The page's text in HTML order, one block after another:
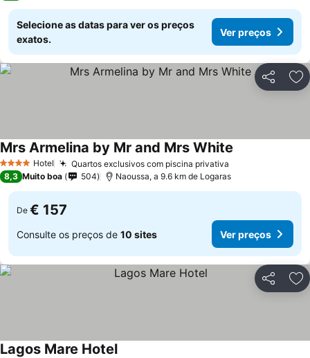
Selecione as datas para ver os preços
exatos.
Ver preços
Partilhar
4 EstrelasHotel Quartos exclusivos com piscina privativa
Mrs Armelina by Mr and Mrs White
8,3 Muito boa 504 Naoussa, a 9.6 km de Logaras
De € 157
Consulte os preços de 10 sites Ver preços
Partilhar
Lagos Mare Hotel